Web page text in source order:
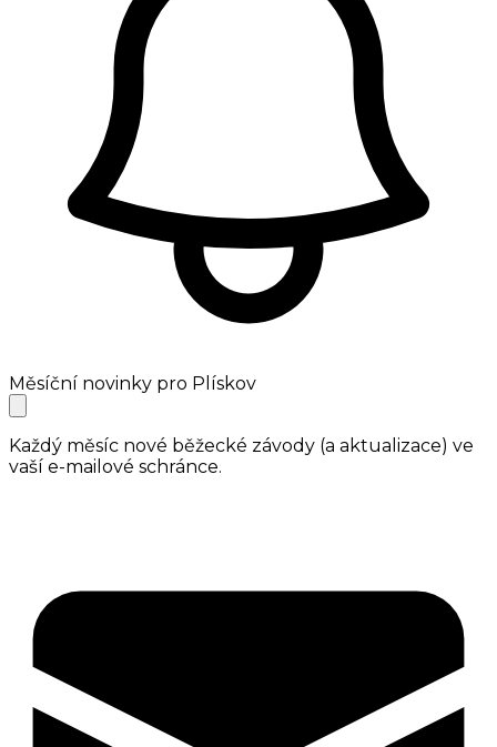
Měsíční novinky pro Plískov
Každý měsíc nové běžecké závody (a aktualizace) ve
vaší e-mailové schránce.